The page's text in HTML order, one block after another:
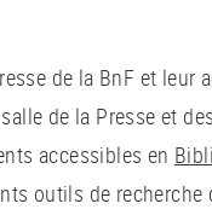
de la BnF et leur
de la Presse et
accessibles en
outils de recherche